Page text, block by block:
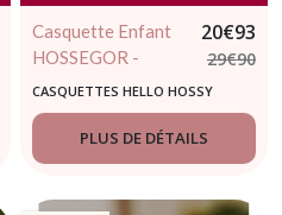
Casquette Enfant
HOSSEGOR -
HELLO HOSSY
20€93
29€90
CASQUETTES HELLO HOSSY
PLUS DE DÉTAILS